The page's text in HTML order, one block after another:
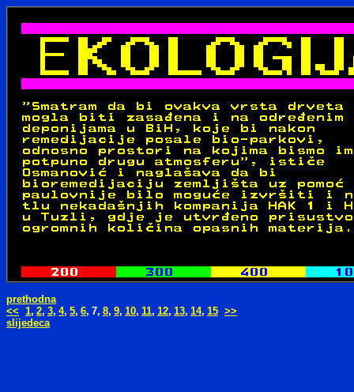
prethodna
<< 1, 2, 3, 4, 5, 6, 7, 8, 9, 10, 11, 12, 13, 14, 15 >>
slijedeca